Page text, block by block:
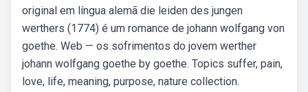
original em língua alemã die leiden des jungen
werthers (1774) é um romance de johann wolfgang von
goethe. Web — os sofrimentos do jovem werther
johann wolfgang goethe by goethe. Topics suffer, pain,
love, life, meaning, purpose, nature collection.